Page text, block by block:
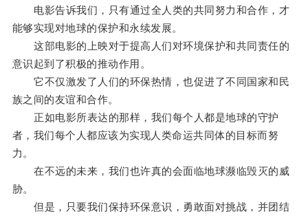
电影告诉我们，只有通过全人类的共同努力和合作，才
能够实现对地球的保护和永续发展。
这部电影的上映对于提高人们对环境保护和共同责任的
意识起到了积极的推动作用。
它不仅激发了人们的环保热情，也促进了不同国家和民
族之间的友谊和合作。
正如电影所表达的那样，我们每个人都是地球的守护
者，我们每个人都应该为实现人类命运共同体的目标而努
力。
在不远的未来，我们也许真的会面临地球濒临毁灭的威
胁。
但是，只要我们保持环保意识，勇敢面对挑战，并团结